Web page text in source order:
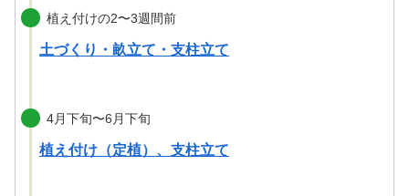
植え付けの2〜3週間前
土づくり・畝立て・支柱立て
4月下旬〜6月下旬
植え付け（定植）、支柱立て